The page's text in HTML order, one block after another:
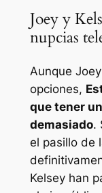
Joey y
nupcias
Aunque
opciones,
que tener
demasiado.
el pasillo de
Kelsey han